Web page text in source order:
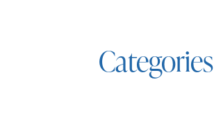
Categories